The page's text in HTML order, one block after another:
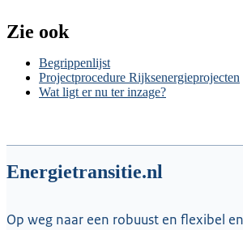
Zie ook
Begrippenlijst
Projectprocedure Rijksenergieprojecten
Wat ligt er nu ter inzage?
Energietransitie.nl
Op weg naar een robuust en flexibel